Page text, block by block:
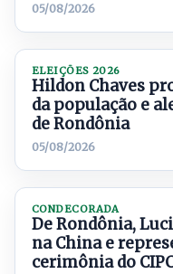
05/08/2026
ELEIÇÕES 2026
Hildon Chaves
da população e
de Rondônia
05/08/2026
CONDECORADA
De Rondônia,
na China e
cerimônia do